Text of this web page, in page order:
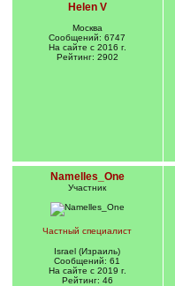
Helen V
Москва
Сообщений: 6747
На сайте с 2016 г.
Рейтинг: 2902
Namelles_One
Участник
Частный специалист
Israel (Израиль)
Сообщений: 61
На сайте с 2019 г.
Рейтинг: 46